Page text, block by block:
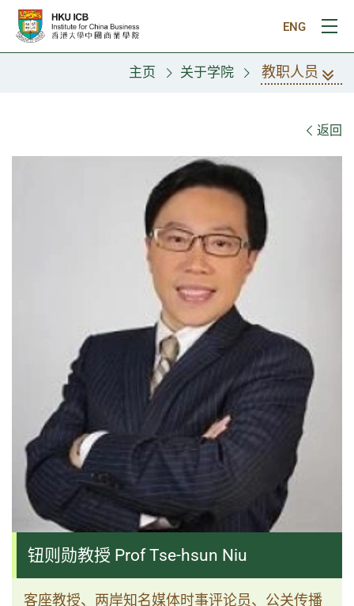
跳往主要内容
ENG
打
主页 关于学院 教职人员
返回
钮则勋教授 Prof Tse-hsun Niu
客座教授、两岸知名媒体时事评论员、公关传播